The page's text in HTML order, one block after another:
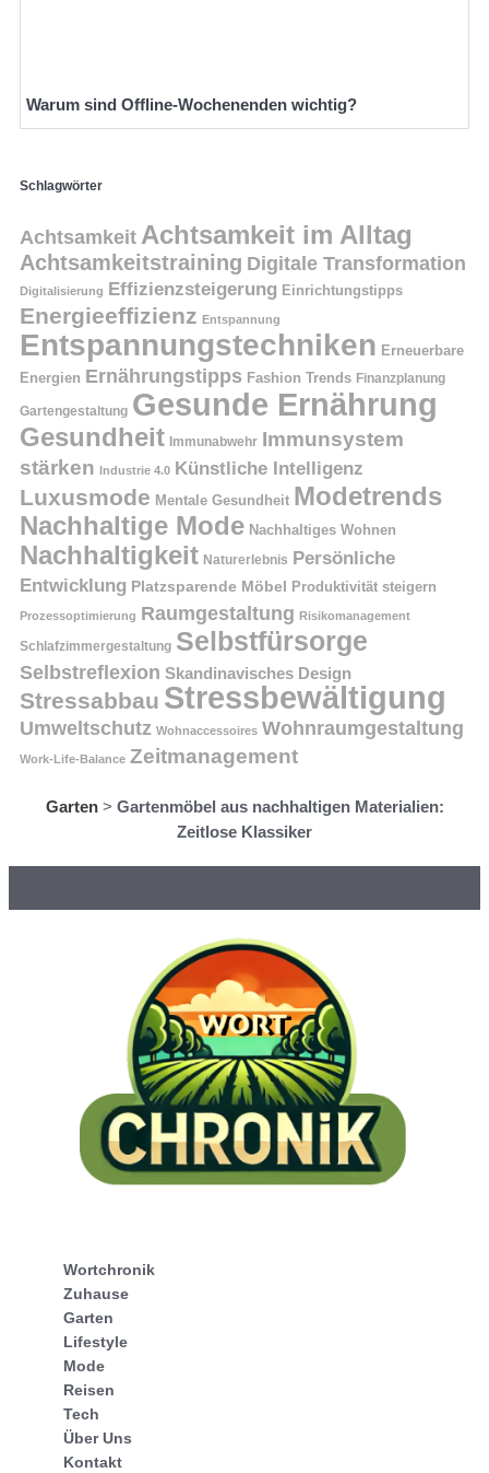
Warum sind Offline-Wochenenden wichtig?
Schlagwörter
Achtsamkeit Achtsamkeit im Alltag
Achtsamkeitstraining Digitale Transformation
Digitalisierung Effizienzsteigerung Einrichtungstipps
Energieeffizienz Entspannung
Entspannungstechniken Erneuerbare
Energien Ernährungstipps Fashion Trends Finanzplanung
Gartengestaltung Gesunde Ernährung
Gesundheit Immunabwehr Immunsystem
stärken Industrie 4.0 Künstliche Intelligenz
Luxusmode Mentale Gesundheit Modetrends
Nachhaltige Mode Nachhaltiges Wohnen
Nachhaltigkeit Naturerlebnis Persönliche
Entwicklung Platzsparende Möbel Produktivität steigern
Prozessoptimierung Raumgestaltung Risikomanagement
Schlafzimmergestaltung Selbstfürsorge
Selbstreflexion Skandinavisches Design
Stressabbau Stressbewältigung
Umweltschutz Wohnaccessoires Wohnraumgestaltung
Work-Life-Balance Zeitmanagement
Garten> Gartenmöbel aus nachhaltigen Materialien:
Zeitlose Klassiker
Wortchronik
Zuhause
Garten
Lifestyle
Mode
Reisen
Tech
Über Uns
Kontakt